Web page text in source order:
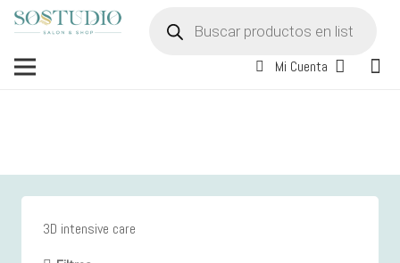
productos
Mi Cuenta
3D intensive care